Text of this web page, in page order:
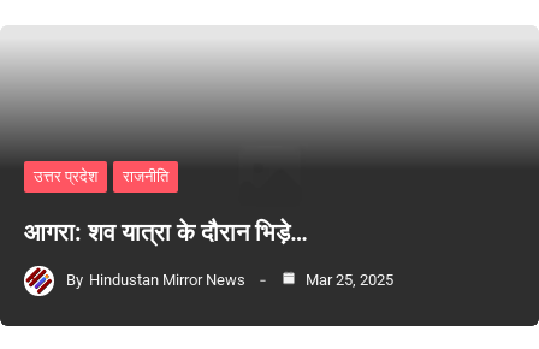
उत्तर प्रदेश राजनीति
आगरा: शव यात्रा के दौरान भिड़े…
By Hindustan Mirror News Mar 25, 2025